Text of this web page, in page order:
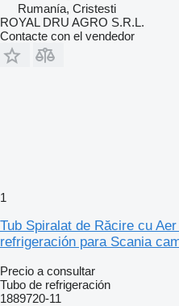
Rumanía, Cristesti
ROYAL DRU AGRO S.R.L.
Contacte con el vendedor
1
Tub Spiralat de Răcire cu
refrigeración para Scania
Precio a consultar
Tubo de refrigeración
1889720-11